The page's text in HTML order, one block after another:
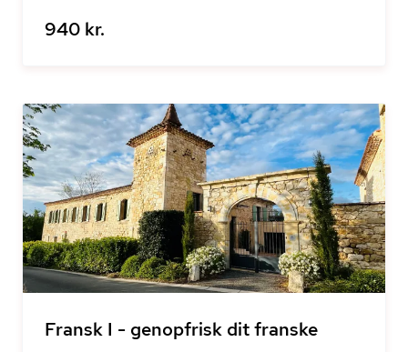
940 kr.
Fransk I - genopfrisk dit franske